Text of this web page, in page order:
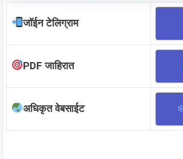
जॉईन टेलिग्राम
PDF जाहिरात
अधिकृत वेबसाईट